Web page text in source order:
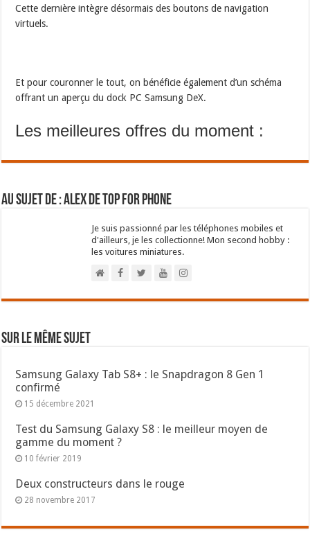
Cette dernière intègre désormais des boutons de navigation
virtuels.
Et pour couronner le tout, on bénéficie également d’un schéma
offrant un aperçu du dock PC Samsung DeX.
Les meilleures offres du moment :
Au sujet de : Alex de Top For Phone
Je suis passionné par les téléphones mobiles et
d'ailleurs, je les collectionne! Mon second hobby :
les voitures miniatures.
Sur le même sujet
Samsung Galaxy Tab S8+ : le Snapdragon 8 Gen 1
confirmé
15 décembre 2021
Test du Samsung Galaxy S8 : le meilleur moyen de
gamme du moment ?
10 février 2019
Deux constructeurs dans le rouge
28 novembre 2017